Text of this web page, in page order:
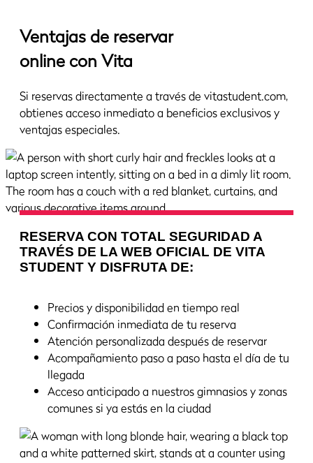
Ventajas de reservar
online con Vita
Si reservas directamente a través de vitastudent.com,
obtienes acceso inmediato a beneficios exclusivos y
ventajas especiales.
RESERVA CON TOTAL SEGURIDAD A
TRAVÉS DE LA WEB OFICIAL DE VITA
STUDENT Y DISFRUTA DE:
Precios y disponibilidad en tiempo real
Confirmación inmediata de tu reserva
Atención personalizada después de reservar
Acompañamiento paso a paso hasta el día de tu
llegada
Acceso anticipado a nuestros gimnasios y zonas
comunes si ya estás en la ciudad